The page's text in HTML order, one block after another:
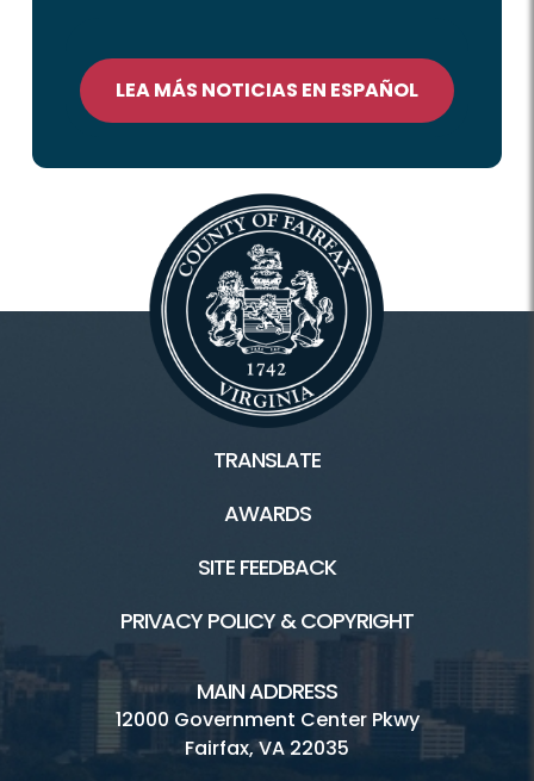
LEA MÁS NOTICIAS EN ESPAÑOL
TRANSLATE
AWARDS
SITE FEEDBACK
PRIVACY POLICY & COPYRIGHT
MAIN ADDRESS
12000 Government Center Pkwy
Fairfax, VA 22035